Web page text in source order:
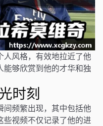
人风格，有效地拉近了他
能够欣赏到他的才华和独
时刻
间频繁出现，其中包括他
些视频不仅记录了他的进